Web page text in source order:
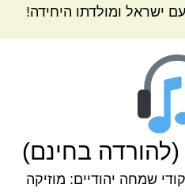
ישראל ומולדתו היחידה!
(להורדה בחינם)
שמחה יהודיים: מוזיקה